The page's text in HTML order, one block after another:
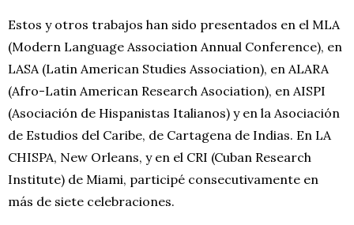
Estos y otros trabajos han sido presentados en el MLA
(Modern Language Association Annual Conference), en
LASA (Latin American Studies Association), en ALARA
(Afro-Latin American Research Asociation), en AISPI
(Asociación de Hispanistas Italianos) y en la Asociación
de Estudios del Caribe, de Cartagena de Indias. En LA
CHISPA, New Orleans, y en el CRI (Cuban Research
Institute) de Miami, participé consecutivamente en
más de siete celebraciones.